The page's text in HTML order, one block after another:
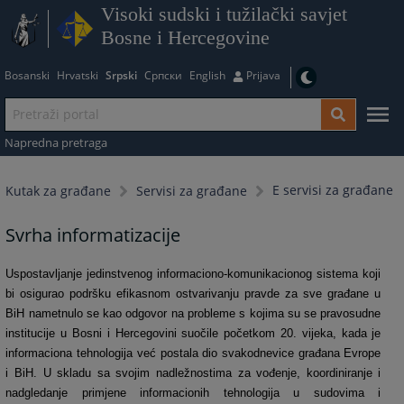
Visoki sudski i tužilački savjet
Bosne i Hercegovine
Bosanski Hrvatski Srpski Српски English Prijava
Napredna pretraga
Kutak za građane Servisi za građane E servisi za građane
Svrha informatizacije
Uspostavljanje jedinstvenog informaciono-komunikacionog sistema koji
bi osigurao podršku efikasnom ostvarivanju pravde za sve građane u
BiH nametnulo se kao odgovor na probleme s kojima su se pravosudne
institucije u Bosni i Hercegovini suočile početkom 20. vijeka, kada je
informaciona tehnologija već postala dio svakodnevice građana Evrope
i BiH. U skladu sa svojim nadležnostima za vođenje, koordiniranje i
nadgledanje primjene informacionih tehnologija u sudovima i